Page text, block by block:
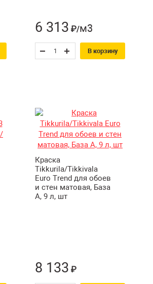
6 313 ₽/м3
В корзину
Краска
Tikkurila/Tikkivala
Euro Trend для обоев
и стен матовая, База
А, 9 л, шт
8 133 ₽